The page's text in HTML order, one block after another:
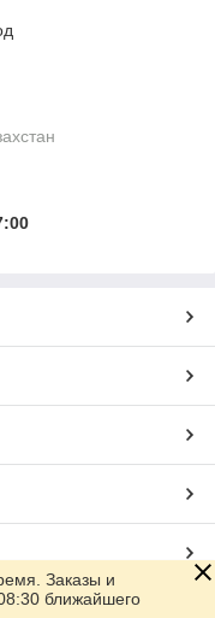
Заказы и
ближайшего